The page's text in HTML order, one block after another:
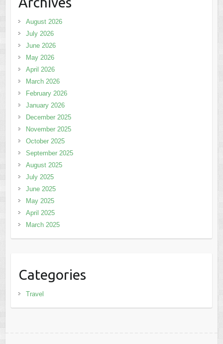
August 2026
July 2026
June 2026
May 2026
April 2026
March 2026
February 2026
January 2026
December 2025
November 2025
October 2025
September 2025
August 2025
July 2025
June 2025
May 2025
April 2025
March 2025
Categories
Travel